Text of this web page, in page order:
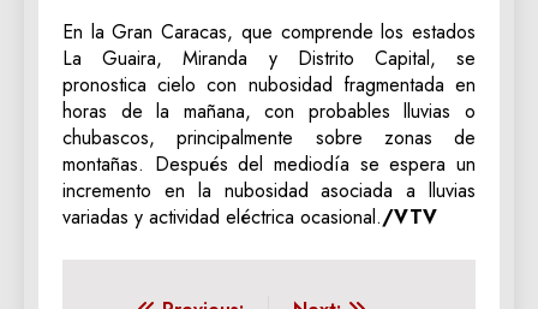
En la Gran Caracas, que comprende los estados
La Guaira, Miranda y Distrito Capital, se
pronostica cielo con nubosidad fragmentada en
horas de la mañana, con probables lluvias o
chubascos, principalmente sobre zonas de
montañas. Después del mediodía se espera un
incremento en la nubosidad asociada a lluvias
variadas y actividad eléctrica ocasional./VTV